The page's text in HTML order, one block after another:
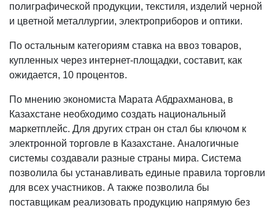
полиграфической продукции, текстиля, изделий черной
и цветной металлургии, электроприборов и оптики.
По остальным категориям ставка на ввоз товаров,
купленных через интернет-площадки, составит, как
ожидается, 10 процентов.
По мнению экономиста Марата Абдрахманова, в
Казахстане необходимо создать национальный
маркетплейс. Для других стран он стал бы ключом к
электронной торговле в Казахстане. Аналогичные
системы создавали разные страны мира. Система
позволила бы устанавливать единые правила торговли
для всех участников. А также позволила бы
поставщикам реализовать продукцию напрямую без